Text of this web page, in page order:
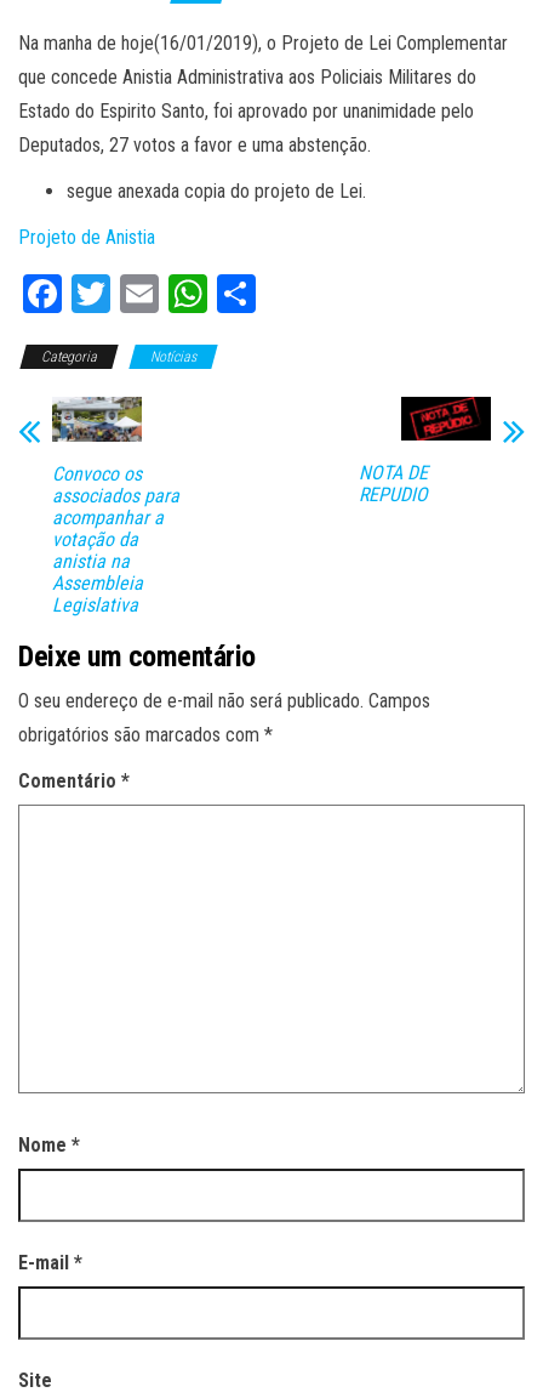
Na manha de hoje(16/01/2019), o Projeto de Lei Complementar
que concede Anistia Administrativa aos Policiais Militares do
Estado do Espirito Santo, foi aprovado por unanimidade pelo
Deputados, 27 votos a favor e uma abstenção.
segue anexada copia do projeto de Lei.
Projeto de Anistia
Fa
bo
ok
T
tt
er
E
ail
W
ts
Categoria Notícias
Convoco os
associados para
acompanhar a
votação da
anistia na
Assembleia
Legislativa
NOTA DE
REPUDIO
Deixe um comentário
O seu endereço de e-mail não será publicado. Campos
obrigatórios são marcados com *
Comentário *
Nome *
E-mail *
Site